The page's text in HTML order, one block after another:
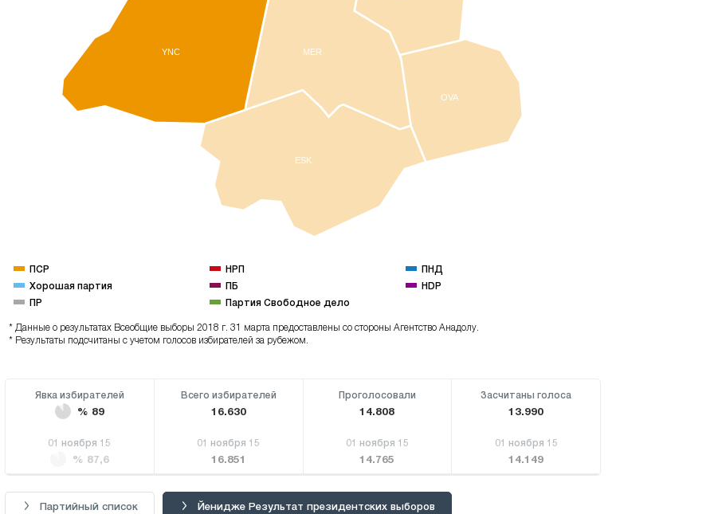
ESK
MER
OVA
YNC
ПСР НРП
ПНД
Хорошая партия
ПБ
HDP
ПР
Партия Свободное дело
* Данные о результатах Всеобщие выборы 2018 г. 31 марта предоставлены со стороны Агентство Анадолу.
* Результаты подсчитаны с учетом голосов избирателей за рубежом.
Явка избирателей
% 89
Всего избирателей
16.630
Проголосовали
14.808
Засчитаны голоса
13.990
01 ноября 15
% 87,6
01 ноября 15
16.851
01 ноября 15
14.765
01 ноября 15
14.149
Партийный список Йенидже Результат президентских выборов